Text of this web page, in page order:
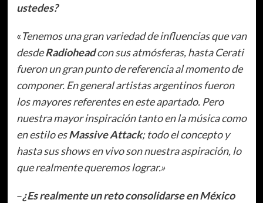
ustedes?
«Tenemos una gran variedad de influencias que van
desdeRadioheadcon sus atmósferas, hasta Cerati
fueron un gran punto de referencia al momento de
componer. En general artistas argentinos fueron
los mayores referentes en este apartado. Pero
nuestra mayor inspiración tanto en la música como
en estilo esMassive Attack; todo el concepto y
hasta sus shows en vivo son nuestra aspiración, lo
que realmente queremos lograr.»
–¿Es realmente un reto consolidarse en México